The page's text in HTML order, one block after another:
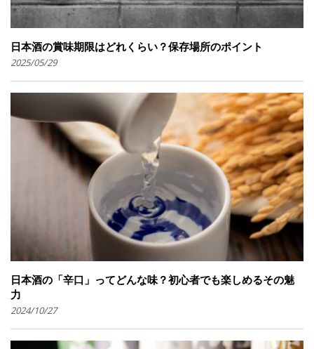
日本酒の賞味期限はどれくらい？保存場所のポイント
2025/05/29
日本酒の「辛口」ってどんな味？初心者でも楽しめるその魅
力
2024/10/27